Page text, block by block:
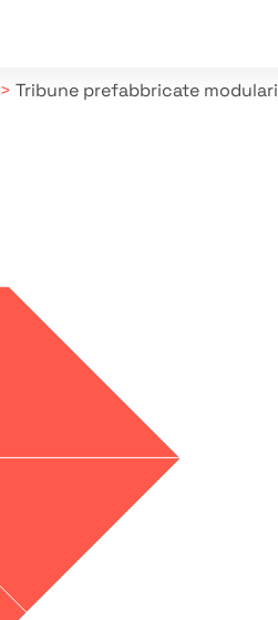
> Tribune prefabbricate modulari